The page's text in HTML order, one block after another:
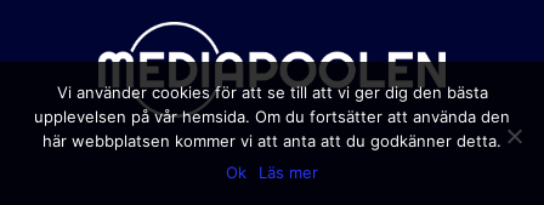
Vi använder cookies för att se till att vi ger dig den bästa
upplevelsen på vår hemsida. Om du fortsätter att använda den
här webbplatsen kommer vi att anta att du godkänner detta.
Ok
Läs mer